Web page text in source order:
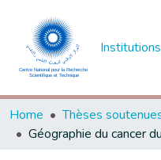
Institutions
Home